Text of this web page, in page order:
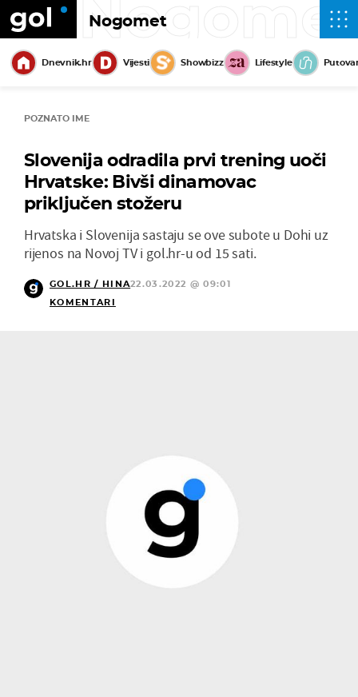
Nogomet
Dnevnik.hr Vijesti Showbizz Lifestyle
POZNATO IME
Slovenija odradila prvi trening uoči
Hrvatske: Bivši dinamovac
priključen stožeru
Hrvatska i Slovenija sastaju se ove subote u Dohi uz
rijenos na Novoj TV i gol.hr-u od 15 sati.
GOL.HR / HINA22.03.2022 @ 09:01
KOMENTARI